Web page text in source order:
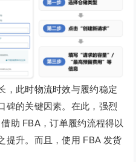
，此时物流时效与履约稳定
碑的关键因素。在此，强烈
助 FBA，订单履约流程得以
提升。而且，使用 FBA 发货